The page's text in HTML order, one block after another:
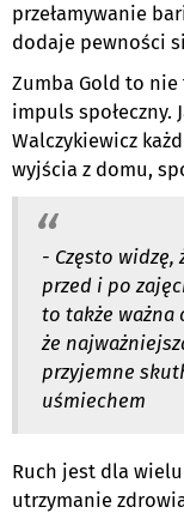
przełamywanie
dodaje pewności
Zumba Gold to
impuls społeczny.
Walczykiewicz
wyjścia z domu,
- Często
przed i po
to także ważna
że
przyjemne
uśmiechem
Ruch jest dla
utrzymanie